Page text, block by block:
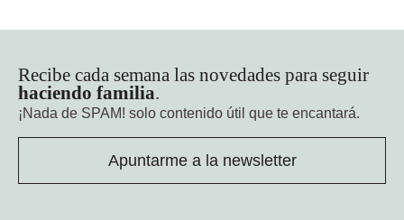
Recibe cada semana las novedades para seguir
haciendo familia.
¡Nada de SPAM! solo contenido útil que te encantará.
Apuntarme a la newsletter